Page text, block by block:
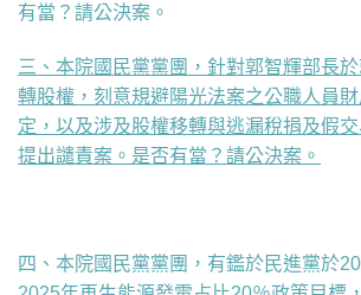
有當？請公決案。
三、本院國民黨黨團，針對郭智輝部長
轉股權，刻意規避陽光法案之公職人員
定，以及涉及股權移轉與逃漏稅捐及假
提出譴責案。是否有當？請公決案。
四、本院國民黨黨團， 有鑑於民進黨於